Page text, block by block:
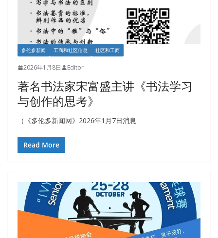
多伦多新闻 工商和社区信息 社区和工商
2026年1月8日 Editor
著名书法家宋富盛主讲《书法学习
与创作的思考》
（《多伦多新闻网》2026年1月7日消息
Read More